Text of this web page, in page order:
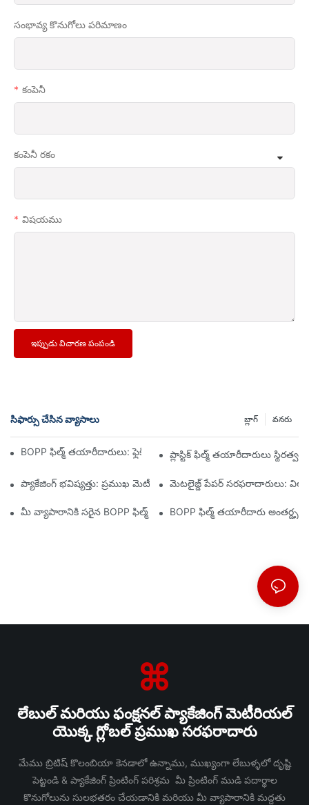
సంభావ్య కొనుగోలు పరిమాణం
కంపెనీ
కంపెనీ రకం
విషయము
ఇప్పుడు విచారణ పంపండి
సిఫార్సు చేసిన వ్యాసాలు వనరు
బ్లాగ్
BOPP ఫిల్మ్ తయారీదారులు: ఫ్లెక్సిబుల్ ప్యాకేజింగ్ యొక్క వెన్నెముక
ప్లాస్టిక్ ఫిల్మ్ తయారీదారులు
ప్యాకేజింగ్ భవిష్యత్తు: ప్రముఖ మెటీరియల్ తయారీదారుల నుండి
మెటలైజ్డ్ పేపర్ సరఫరాదారులు:
మీ వ్యాపారానికి సరైన BOPP ఫిల్మ్ సరఫరాదారుని ఎంచుకోవడం ఎందుకు
BOPP ఫిల్మ్ తయారీదారు
లేబుల్ మరియు ఫంక్షనల్ ప్యాకేజింగ్ మెటీరియల్
యొక్క గ్లోబల్ ప్రముఖ సరఫరాదారు
మేము బ్రిటిష్ కొలంబియా కెనడాలో ఉన్నాము, ముఖ్యంగా లేబుళ్ళలో దృష్టి
పెట్టండి & ప్యాకేజింగ్ ప్రింటింగ్ పరిశ్రమ మీ ప్రింటింగ్ ముడి పదార్థాల
కొనుగోలును సులభతరం చేయడానికి మరియు మీ వ్యాపారానికి మద్దతు